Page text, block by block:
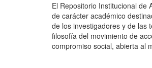
El Repositorio Institucional de
de carácter académico
de los investigadores y de las
filosofía del movimiento de
compromiso social, abierta al